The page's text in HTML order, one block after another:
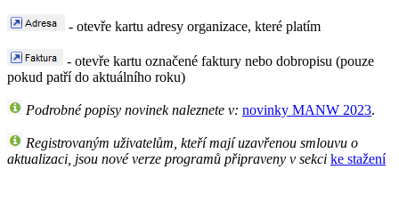
- otevře kartu adresy organizace, které platím
- otevře kartu označené faktury nebo dobropisu (pouze
pokud patří do aktuálního roku)
Podrobné popisy novinek naleznete v: novinky MANW 2023.
Registrovaným uživatelům, kteří mají uzavřenou smlouvu o
aktualizaci, jsou nové verze programů připraveny v sekci ke stažení